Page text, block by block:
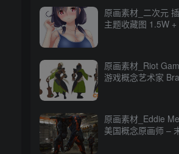
原画素材_二次元
主题收藏图 1.5W +
原画素材_Riot
游戏概念艺术家
原画素材_Eddie
美国概念原画师 –